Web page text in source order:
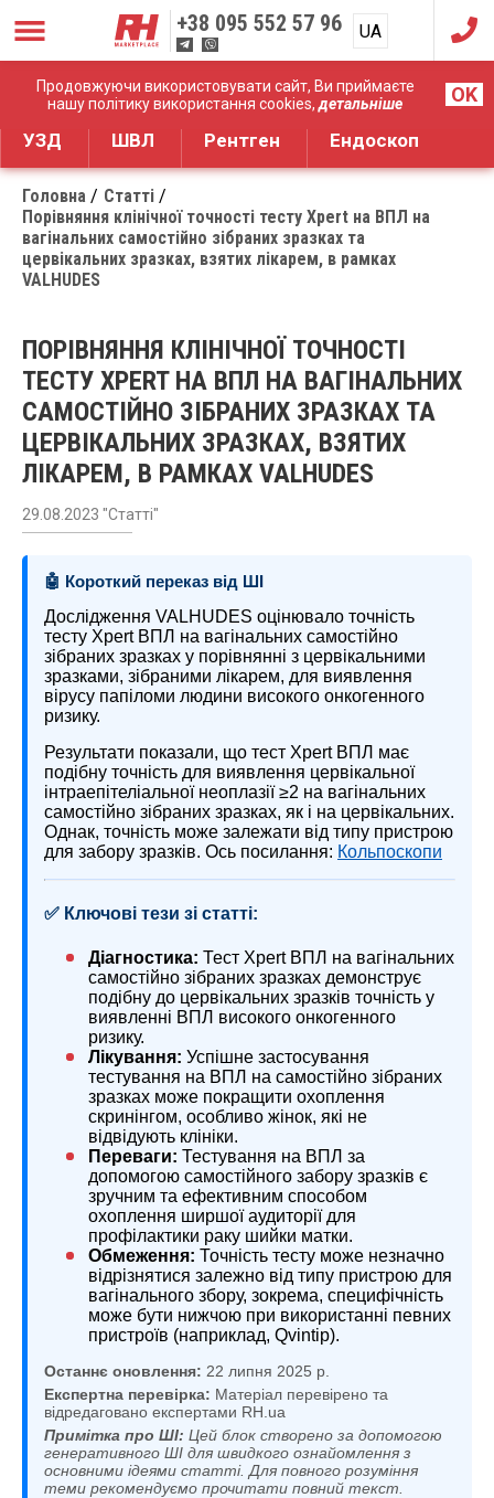
Продовжуючи використовувати сайт, Ви приймаєте
нашу політику використання cookies,детальніше OK
+38 095 552 57 96 UA
RU
Дистрибуція медичного обладнання
УЗД ШВЛ Рентген Ендоскоп
Головна
Статті
Порівняння клінічної точності тесту Xpert на ВПЛ на
вагінальних самостійно зібраних зразках та
цервікальних зразках, взятих лікарем, в рамках
VALHUDES
ПОРІВНЯННЯ КЛІНІЧНОЇ ТОЧНОСТІ
ТЕСТУ XPERT НА ВПЛ НА ВАГІНАЛЬНИХ
САМОСТІЙНО ЗІБРАНИХ ЗРАЗКАХ ТА
ЦЕРВІКАЛЬНИХ ЗРАЗКАХ, ВЗЯТИХ
ЛІКАРЕМ, В РАМКАХ VALHUDES
29.08.2023 "Статті"
🤖 Короткий переказ від ШІ
Дослідження VALHUDES оцінювало точність
тесту Xpert ВПЛ на вагінальних самостійно
зібраних зразках у порівнянні з цервікальними
зразками, зібраними лікарем, для виявлення
вірусу папіломи людини високого онкогенного
ризику.
Результати показали, що тест Xpert ВПЛ має
подібну точність для виявлення цервікальної
інтраепітеліальної неоплазії ≥2 на вагінальних
самостійно зібраних зразках, як і на цервікальних.
Однак, точність може залежати від типу пристрою
для забору зразків. Ось посилання: Кольпоскопи
✅ Ключові тези зі статті:
Діагностика: Тест Xpert ВПЛ на вагінальних
самостійно зібраних зразках демонструє
подібну до цервікальних зразків точність у
виявленні ВПЛ високого онкогенного
ризику.
Лікування: Успішне застосування
тестування на ВПЛ на самостійно зібраних
зразках може покращити охоплення
скринінгом, особливо жінок, які не
відвідують клініки.
Переваги: Тестування на ВПЛ за
допомогою самостійного забору зразків є
зручним та ефективним способом
охоплення ширшої аудиторії для
профілактики раку шийки матки.
Обмеження: Точність тесту може незначно
відрізнятися залежно від типу пристрою для
вагінального збору, зокрема, специфічність
може бути нижчою при використанні певних
пристроїв (наприклад, Qvintip).
Останнє оновлення: 22 липня 2025 р.
Експертна перевірка: Матеріал перевірено та
відредаговано експертами RH.ua
Примітка про ШІ: Цей блок створено за допомогою
генеративного ШІ для швидкого ознайомлення з
основними ідеями статті. Для повного розуміння
теми рекомендуємо прочитати повний текст.